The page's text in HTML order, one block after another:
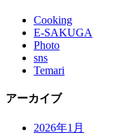
Cooking
E-SAKUGA
Photo
sns
Temari
アーカイブ
2026年1月